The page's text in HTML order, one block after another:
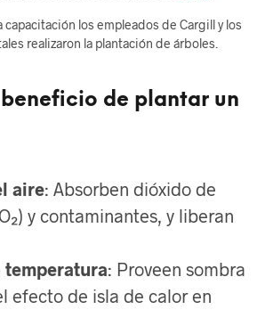
los empleados de Cargill y los
realizaron la plantación de árboles.
de plantar un
aire: Absorben dióxido de
y contaminantes, y liberan
temperatura: Proveen sombra
efecto de isla de calor en